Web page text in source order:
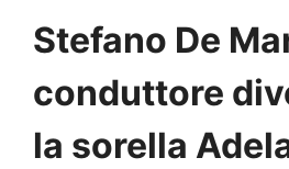
Stefano De
conduttore
la sorella